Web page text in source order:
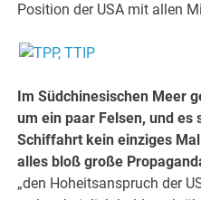
Position der USA mit allen
Im Südchinesischen Meer
um ein paar Felsen, und es
Schiffahrt kein einziges
alles bloß große
„den Hoheitsanspruch der